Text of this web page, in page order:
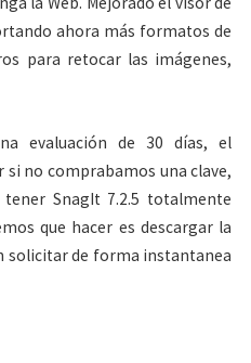
ahora más formatos de
para retocar las imágenes,
evaluación de 30 días, el
no comprabamos una clave,
SnagIt 7.2.5 totalmente
que hacer es descargar la
solicitar de forma instantanea